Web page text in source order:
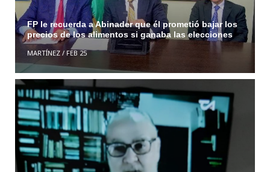
FP le recuerda a Abinader que él prometió bajar los
precios de los alimentos si ganaba las elecciones
MARTÍNEZ/ FEB 25